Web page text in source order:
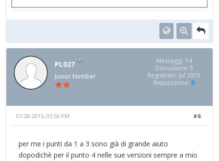
PL027
Junior Member
Messaggi: 14
Discussioni: 5
Registrato: Jul 2015
Reputazione: 0
#6
07-28-2015, 05:56 PM
per me i punti da 1 a 3 sono già di grande aiuto
dopodichè per il punto 4 nelle sue versioni sempre a mio